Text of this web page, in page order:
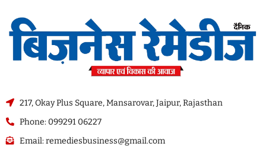
217, Okay Plus Square, Mansarovar, Jaipur, Rajasthan
Phone: 099291 06227
Email: remediesbusiness@gmail.com